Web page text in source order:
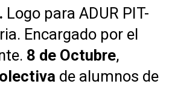
Logo para ADUR PIT-
Encargado por el
8 de Octubre,
de alumnos de